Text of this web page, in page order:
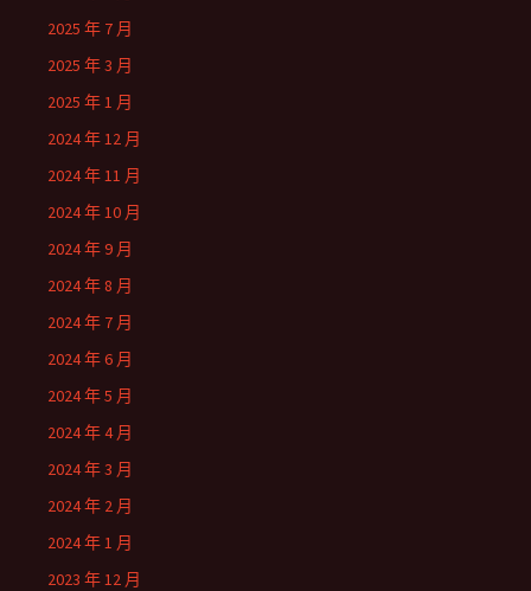
2025 年 7 月
2025 年 3 月
2025 年 1 月
2024 年 12 月
2024 年 11 月
2024 年 10 月
2024 年 9 月
2024 年 8 月
2024 年 7 月
2024 年 6 月
2024 年 5 月
2024 年 4 月
2024 年 3 月
2024 年 2 月
2024 年 1 月
2023 年 12 月